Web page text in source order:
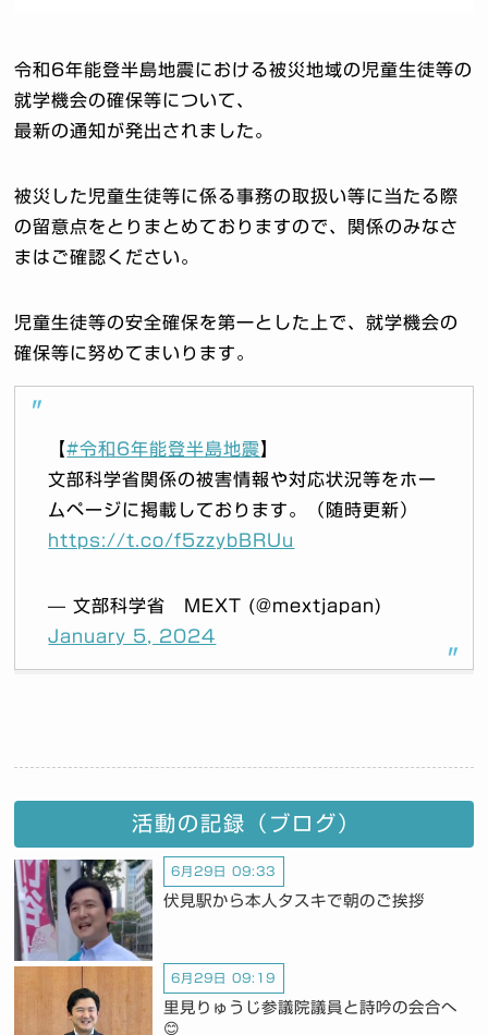
令和6年能登半島地震における被災地域の児童生徒等の
就学機会の確保等について、
最新の通知が発出されました。
被災した児童生徒等に係る事務の取扱い等に当たる際
の留意点をとりまとめておりますので、関係のみなさ
まはご確認ください。
児童生徒等の安全確保を第一とした上で、就学機会の
確保等に努めてまいります。
【#令和6年能登半島地震】
文部科学省関係の被害情報や対応状況等をホー
ムページに掲載しております。（随時更新）
https://t.co/f5zzybBRUu
— 文部科学省 MEXT (@mextjapan)
January 5, 2024
活動の記録（ブログ）
6月29日 09:33
伏見駅から本人タスキで朝のご挨拶
6月29日 09:19
里見りゅうじ参議院議員と詩吟の会合へ
😊